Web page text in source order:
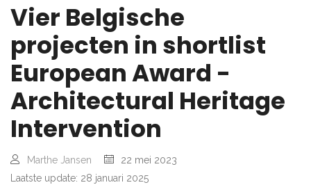
Vier Belgische
projecten in shortlist
European Award -
Architectural Heritage
Intervention
Marthe Jansen
22 mei 2023
Laatste update: 28 januari 2025